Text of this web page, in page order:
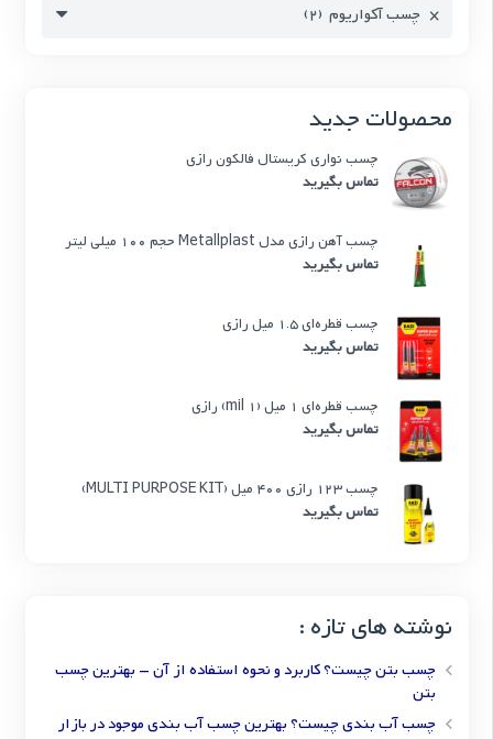
× چسب آکواریوم (2)
محصولات جدید
چسب نواری کریستال فالکون رازی
تماس بگیرید
چسب آهن رازی مدل Metallplast حجم 100 میلی لیتر
تماس بگیرید
چسب قطره‌ای 1.5 میل رازی
تماس بگیرید
چسب قطره‌ای 1 میل (1 mil) رازی
تماس بگیرید
چسب 123 رازی 400 میل (MULTI PURPOSE KIT)
تماس بگیرید
نوشته های تازه :
چسب بتن چیست؟ کاربرد و نحوه استفاده از آن – بهترین چسب
بتن
چسب آب بندی چیست؟ بهترین چسب آب بندی موجود در بازار